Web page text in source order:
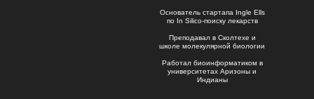
Основатель стартапа Ingle Ells
по In Silico-поиску лекарств
Преподавал в Сколтехе и
школе молекулярной биологии
Работал биоинформатиком в
университетах Аризоны и
Индианы